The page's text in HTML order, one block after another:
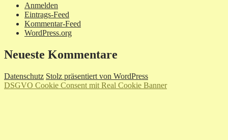
Anmelden
Eintrags-Feed
Kommentar-Feed
WordPress.org
Neueste Kommentare
Datenschutz Stolz präsentiert von WordPress
DSGVO Cookie Consent mit Real Cookie Banner